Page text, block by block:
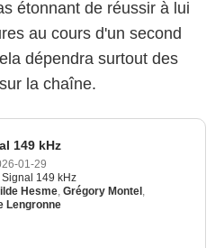
étonnant de réussir à lui
au cours d'un second
dépendra surtout des
la chaîne.
149 kHz
01-29
Signal 149 kHz
Hesme Grégory Montel
Lengronne